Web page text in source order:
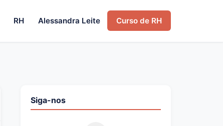
RH Alessandra Leite Curso de RH
Siga-nos